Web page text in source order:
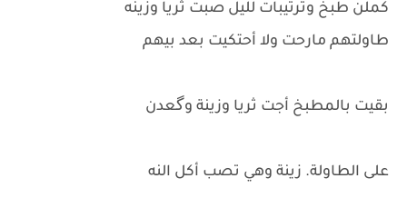
كملن طبخ وترتيبات لليل صبت ثريا وزينه
طاولتهم مارحت ولا أحتكيت بعد بيهم
بقيت بالمطبخ أجت ثريا وزينة وگعدن
على الطاولة. زينة وهي تصب أكل النه